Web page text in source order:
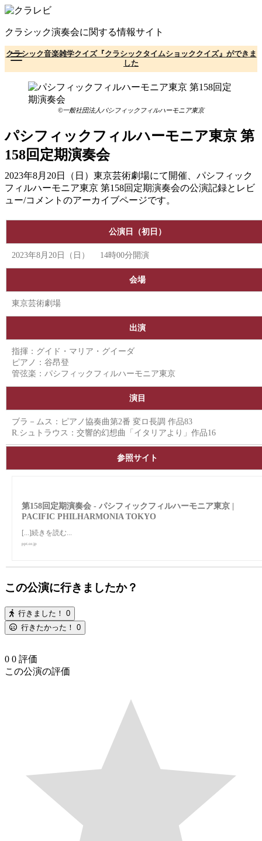
コ
テ
ン
ツ
へ
クラシック演奏会に関する情報サイト
クラシック音楽雑学クイズ『クラシックタイムショッククイズ』ができま
した
©一般社団法人パシフィックフィルハーモニア東京
パシフィックフィルハーモニア東京 第
158回定期演奏会
2023年8月20日（日）東京芸術劇場にて開催、パシフィック
フィルハーモニア東京 第158回定期演奏会の公演記録とレビ
ュー/コメントのアーカイブページです。
公演日（初日）
2023年8月20日（日） 14時00分開演
会場
東京芸術劇場
出演
指揮：グイド・マリア・グイーダ
ピアノ：谷昂登
管弦楽：パシフィックフィルハーモニア東京
演目
ブラ－ムス：ピアノ協奏曲第2番 変ロ長調 作品83
R.シュトラウス：交響的幻想曲「イタリアより」作品16
参照サイト
第158回定期演奏会 - パシフィックフィルハーモニア東京 |
PACIFIC PHILHARMONIA TOKYO
[...]続きを読む...
ppt.or.jp
この公演に行きましたか？
行きました！ 0
行きたかった！ 0
0 0 評価
この公演の評価